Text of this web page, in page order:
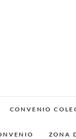
CONVENIO
ZONA